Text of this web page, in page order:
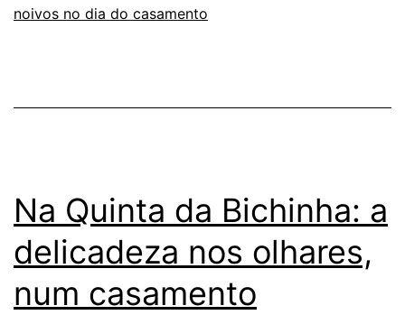
noivos no dia do casamento
Na Quinta da Bichinha: a
delicadeza nos olhares,
num casamento